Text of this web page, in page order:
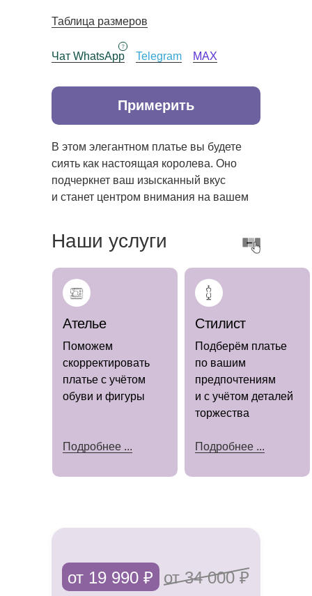
В этом элегантном платье вы будете
сиять как настоящая королева. Оно
подчеркнет ваш изысканный вкус
и станет центром внимания на вашем
Примерить
(наличие
уточняйте)
Таблица размеров
Чат WhatsApp Telegram MAX
Наши услуги
чувствовать себя особенной в день
Именно поэтому предлагаем не только
роскошные платья, но и полный
комплекс услуг, чтобы сделать подготовку
Ателье Стилист
Подберём платье
по вашим
предпочтениям
и с учётом деталей
торжества
Подробнее ...
Поможем
скорректировать
платье с учётом
обуви и фигуры
Подробнее ...
от 34 000 ₽
от 19 990 ₽